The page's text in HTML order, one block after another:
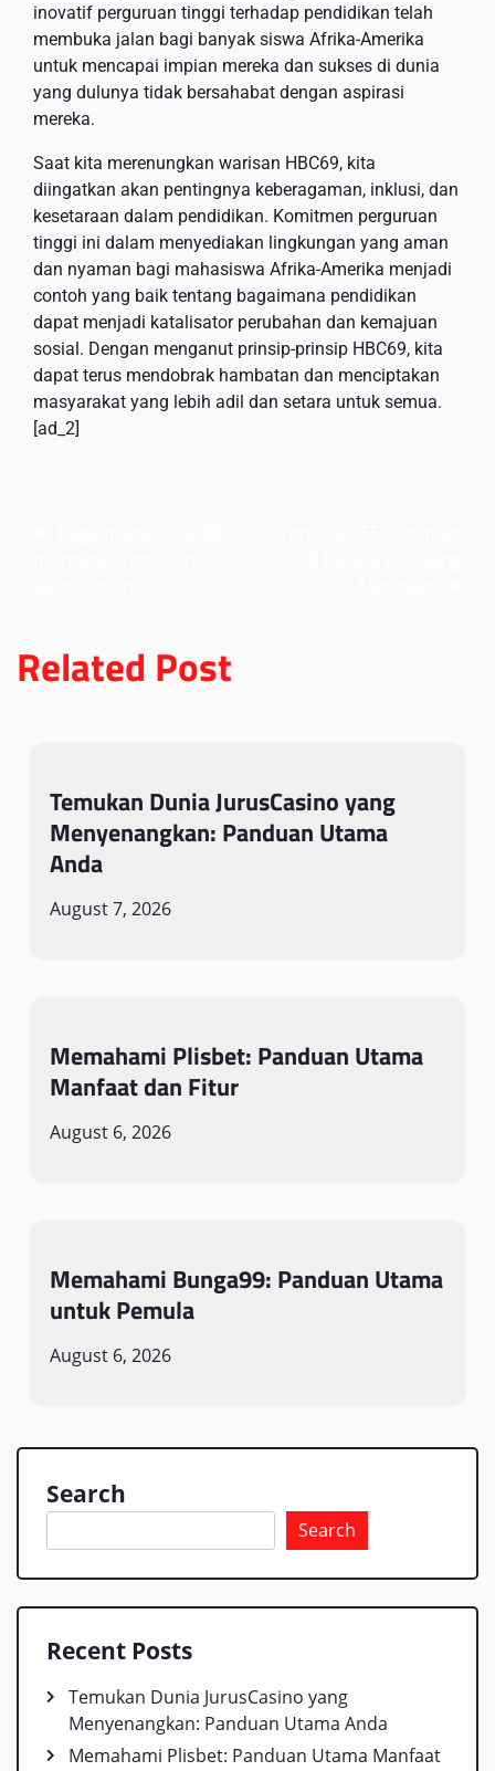
inovatif perguruan tinggi terhadap pendidikan telah
membuka jalan bagi banyak siswa Afrika-Amerika
untuk mencapai impian mereka dan sukses di dunia
yang dulunya tidak bersahabat dengan aspirasi
mereka.
Saat kita merenungkan warisan HBC69, kita
diingatkan akan pentingnya keberagaman, inklusi, dan
kesetaraan dalam pendidikan. Komitmen perguruan
tinggi ini dalam menyediakan lingkungan yang aman
dan nyaman bagi mahasiswa Afrika-Amerika menjadi
contoh yang baik tentang bagaimana pendidikan
dapat menjadi katalisator perubahan dan kemajuan
sosial. Dengan menganut prinsip-prinsip HBC69, kita
dapat terus mendobrak hambatan dan menciptakan
masyarakat yang lebih adil dan setara untuk semua.
[ad_2]
Related Post
Temukan Dunia JurusCasino yang
Menyenangkan: Panduan Utama
Anda
August 7, 2026
Memahami Plisbet: Panduan Utama
Manfaat dan Fitur
August 6, 2026
Memahami Bunga99: Panduan Utama
untuk Pemula
August 6, 2026
Search
Search
Recent Posts
Temukan Dunia JurusCasino yang
Menyenangkan: Panduan Utama Anda
Memahami Plisbet: Panduan Utama Manfaat